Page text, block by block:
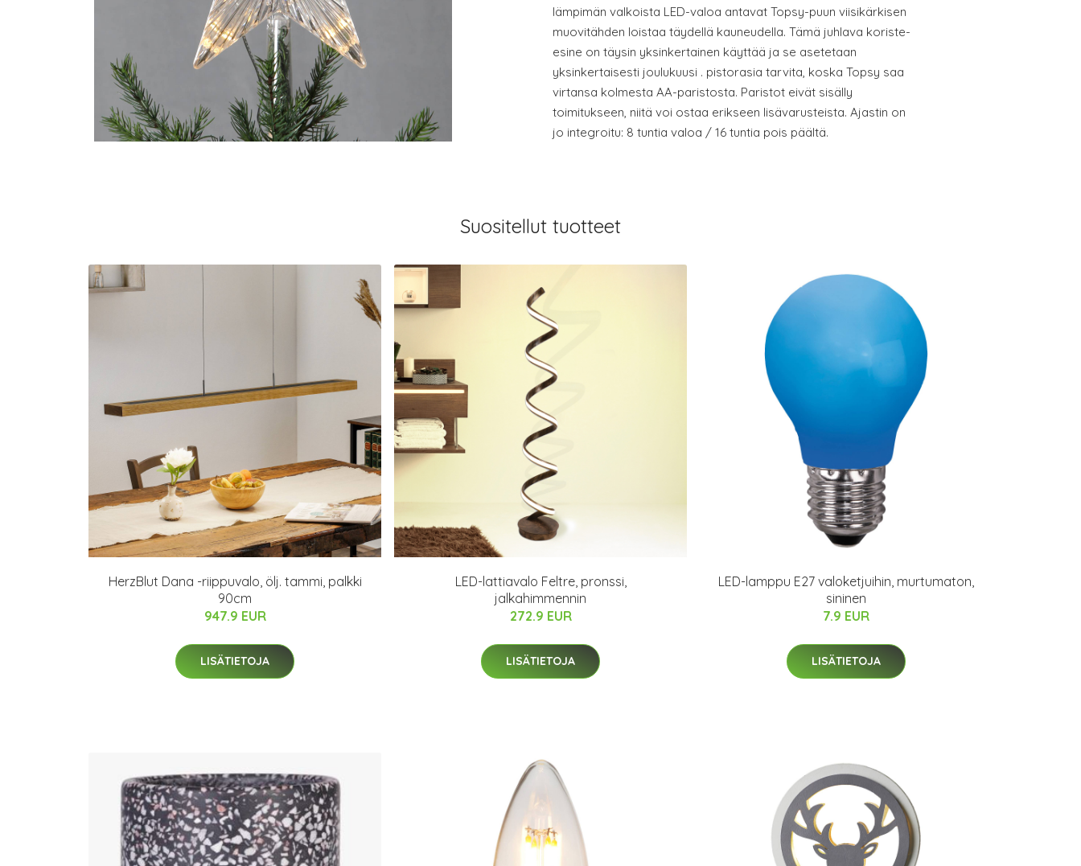
lämpimän valkoista LED-valoa antavat Topsy-puun viisikärkisen
muovitähden loistaa täydellä kauneudella. Tämä juhlava koriste-
esine on täysin yksinkertainen käyttää ja se asetetaan
yksinkertaisesti joulukuusi . pistorasia tarvita, koska Topsy saa
virtansa kolmesta AA-paristosta. Paristot eivät sisälly
toimitukseen, niitä voi ostaa erikseen lisävarusteista. Ajastin on
jo integroitu: 8 tuntia valoa / 16 tuntia pois päältä.
Suositellut tuotteet
HerzBlut Dana -riippuvalo, ölj. tammi, palkki
90cm
947.9 EUR
LISÄTIETOJA
LED-lattiavalo Feltre, pronssi,
jalkahimmennin
272.9 EUR
LISÄTIETOJA
LED-lamppu E27 valoketjuihin, murtumaton,
sininen
7.9 EUR
LISÄTIETOJA